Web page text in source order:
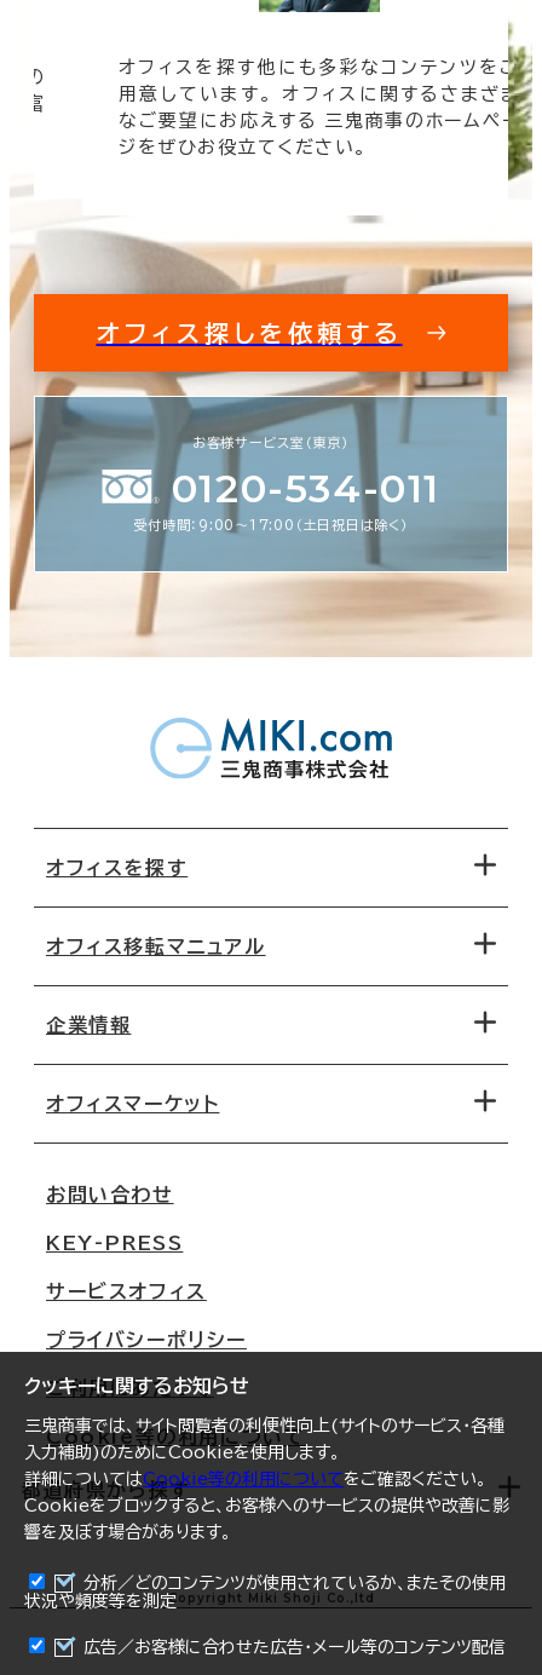
まとめて資料請求
クッキーに関するお知らせ
三鬼商事では、サイト閲覧者の利便性向上(サイトのサービス・各種
入力補助)のためにCookieを使用します。
詳細についてはCookie等の利用についてをご確認ください。
Cookieをブロックすると、お客様へのサービスの提供や改善に影
響を及ぼす場合があります。
分析／どのコンテンツが使用されているか、またその使用
状況や頻度等を測定
広告／お客様に合わせた広告・メール等のコンテンツ配信
の
豊富
オフィスを探す他にも多彩なコンテンツをご
用意しています。 オフィスに関するさまざま
なご要望にお応えする 三鬼商事のホームペー
ジをぜひお役立てください。
オフィス探しを依頼する
お客様サービス室（東京）
0120-534-011
受付時間：9:00〜17:00（土日祝日は除く）
オフィスを探す
地図から探す
路線・駅から探す
オフィス移転マニュアル
移転コストシミュレーション
移転スケジュール
オフィス移転Q&A
企業情報
オフィスマーケット
大阪
名古屋
札幌
仙台
横浜
福岡
オフィスリポート
ログイン
お問い合わせ
KEY-PRESS
サービスオフィス
プライバシーポリシー
ご利用にあたって
Cookie等の利用について
都道府県から探す
北海道
青森県
Copyright Miki Shoji Co.,ltd